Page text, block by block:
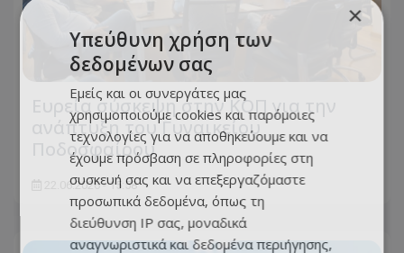
Ευρεία σύσκεψη στην ΚΟΠ για την
ανάπτυξη του Γυναικείου
Ποδοσφαίρου
22.06.2026 - 15:58
×
Υπεύθυνη χρήση των
δεδομένων σας
Εμείς και οι συνεργάτες μας
χρησιμοποιούμε cookies και παρόμοιες
τεχνολογίες για να αποθηκεύουμε και να
έχουμε πρόσβαση σε πληροφορίες στη
συσκευή σας και να επεξεργαζόμαστε
προσωπικά δεδομένα, όπως τη
διεύθυνση IP σας, μοναδικά
αναγνωριστικά και δεδομένα περιήγησης,